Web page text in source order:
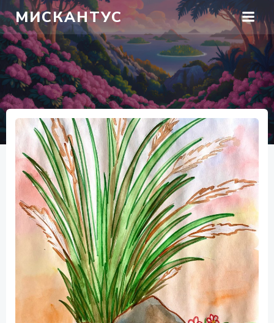
Перейти
к
содержимому
МИСКАНТУС